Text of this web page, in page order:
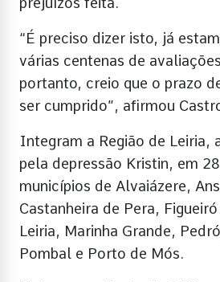
“É preciso dizer isto, já
várias centenas de
portanto, creio que o prazo
ser cumprido”, afirmou
Integram a Região de Leiria,
pela depressão Kristin, em
municípios de Alvaiázere,
Castanheira de Pera,
Leiria, Marinha Grande,
Pombal e Porto de Mós.